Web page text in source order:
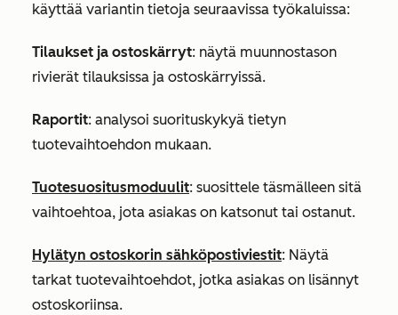
käyttää variantin tietoja seuraavissa työkaluissa:
Tilaukset ja ostoskärryt: näytä muunnostason
rivierät tilauksissa ja ostoskärryissä.
Raportit: analysoi suorituskykyä tietyn
tuotevaihtoehdon mukaan.
Tuotesuositusmoduulit: suosittele täsmälleen sitä
vaihtoehtoa, jota asiakas on katsonut tai ostanut.
Hylätyn ostoskorin sähköpostiviestit: Näytä
tarkat tuotevaihtoehdot, jotka asiakas on lisännyt
ostoskoriinsa.